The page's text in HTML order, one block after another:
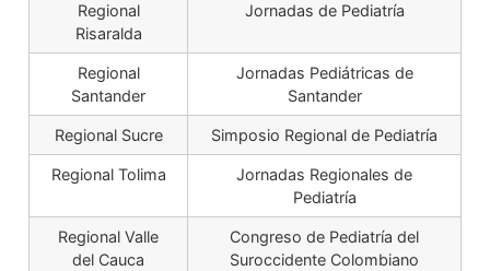
Regional
Risaralda
Jornadas de Pediatría
Regional
Santander
Jornadas Pediátricas de
Santander
Regional Sucre Simposio Regional de Pediatría
Regional Tolima
Jornadas Regionales de
Pediatría
Regional Valle
del Cauca
Congreso de Pediatría del
Suroccidente Colombiano